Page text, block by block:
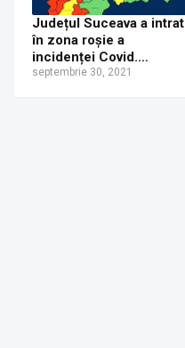
Județul Suceava a intrat
în zona roșie a
incidenței Covid.
Numărul de cazuri în
septembrie 30, 2021